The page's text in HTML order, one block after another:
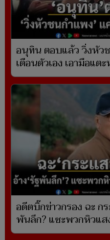
อนุทิน ตอบแล้ว วิ่งหัว
เตือนตัวเอง เอามือแต
อดีตบิ๊กข่าวกรอง ฉะ ก
พันลึก? แซะพวกหิวแส